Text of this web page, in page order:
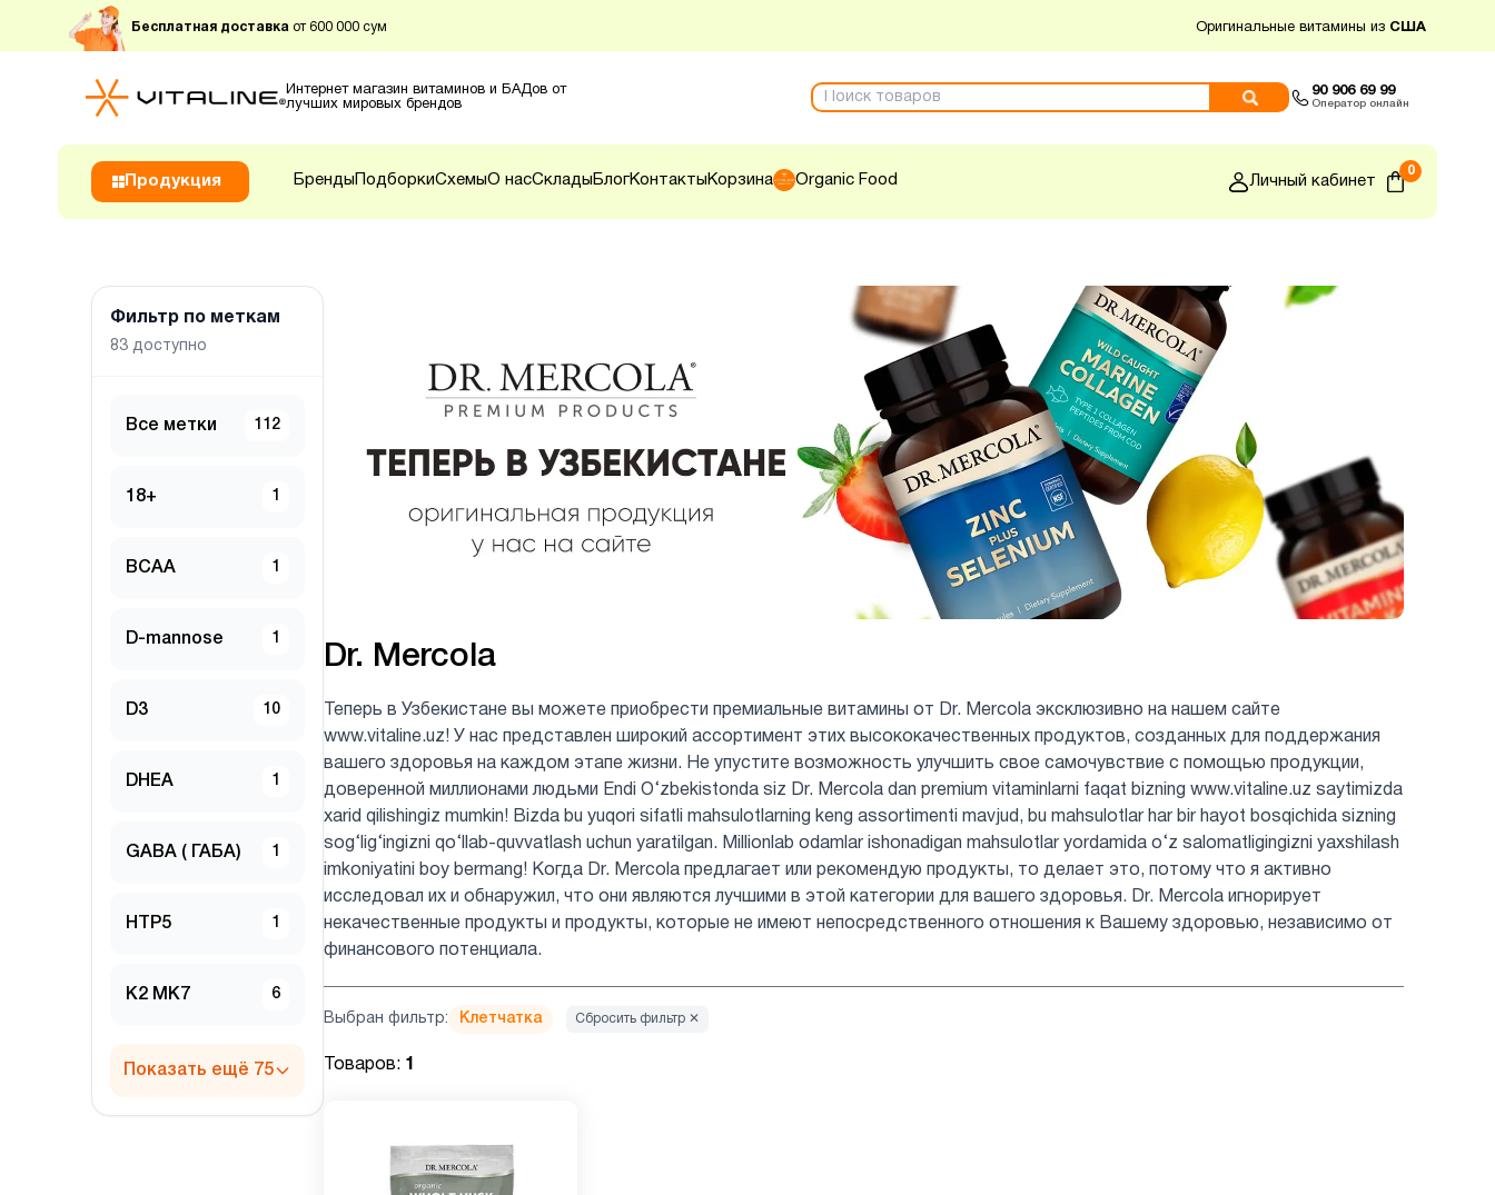
Бесплатная доставка от 600 000 сум Оригинальные витамины из США
Интернет магазин витаминов и БАДов от
лучших мировых брендов
90 906 69 99
Оператор онлайн
Продукция Бренды ПодборкиСхемыО насСклады БлогКонтакты Корзина Organic Food Личный кабинет
0
Фильтр по меткам
83 доступно
Все метки 112
18+ 1
BCAA 1
D-mannose 1
D3 10
DHEA 1
GABA ( ГАБА) 1
HTP5 1
K2 MK7 6
Показать ещё 75
Dr. Mercola
Теперь в Узбекистане вы можете приобрести премиальные витамины от Dr. Mercola эксклюзивно на нашем сайте
www.vitaline.uz! У нас представлен широкий ассортимент этих высококачественных продуктов, созданных для поддержания
вашего здоровья на каждом этапе жизни. Не упустите возможность улучшить свое самочувствие с помощью продукции,
доверенной миллионами людьми Endi O‘zbekistonda siz Dr. Mercola dan premium vitaminlarni faqat bizning www.vitaline.uz saytimizda
xarid qilishingiz mumkin! Bizda bu yuqori sifatli mahsulotlarning keng assortimenti mavjud, bu mahsulotlar har bir hayot bosqichida sizning
sog‘lig‘ingizni qo‘llab-quvvatlash uchun yaratilgan. Millionlab odamlar ishonadigan mahsulotlar yordamida o‘z salomatligingizni yaxshilash
imkoniyatini boy bermang! Когда Dr. Mercola предлагает или рекомендую продукты, то делает это, потому что я активно
исследовал их и обнаружил, что они являются лучшими в этой категории для вашего здоровья. Dr. Mercola игнорирует
некачественные продукты и продукты, которые не имеют непосредственного отношения к Вашему здоровью, независимо от
финансового потенциала.
Выбран фильтр: Клетчатка Сбросить фильтр ✕
Товаров: 1